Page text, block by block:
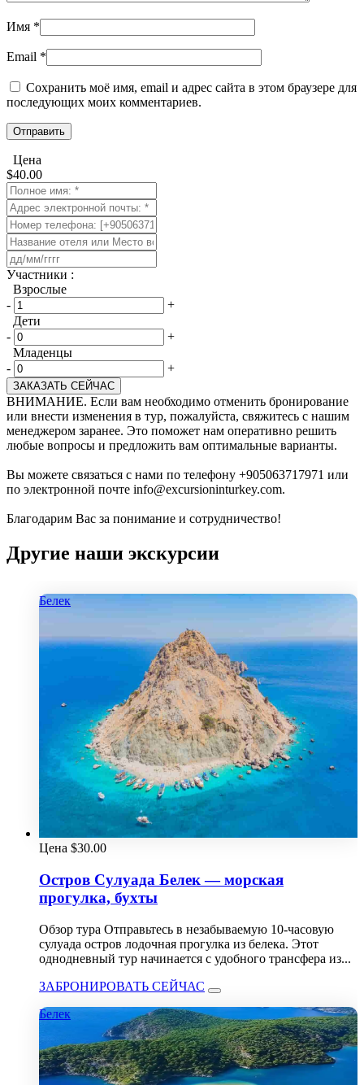
Имя *
Email *
Сохранить моё имя, email и адрес сайта в этом браузере для
последующих моих комментариев.
Цена
$40.00
​Участники :
Взрослые
-
+
Дети
-
+
Младенцы
-
+
ЗАКАЗАТЬ СЕЙЧАС
ВНИМАНИЕ. Если вам необходимо отменить бронирование
или внести изменения в тур, пожалуйста, свяжитесь с нашим
менеджером заранее. Это поможет нам оперативно решить
любые вопросы и предложить вам оптимальные варианты.
Вы можете связаться с нами по телефону +905063717971 или
по электронной почте info@excursioninturkey.com.
Благодарим Вас за понимание и сотрудничество!
Другие наши экскурсии
Белек
Цена $30.00
Остров Сулуада Белек — морская
прогулка, бухты
Обзор тура Отправьтесь в незабываемую 10-часовую
сулуада остров лодочная прогулка из белека. Этот
однодневный тур начинается с удобного трансфера из...
ЗАБРОНИРОВАТЬ СЕЙЧАС
Белек